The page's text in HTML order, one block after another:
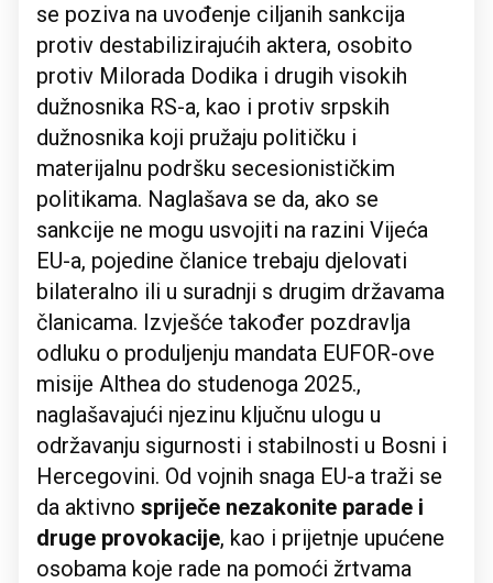
se poziva na uvođenje ciljanih sankcija
protiv destabilizirajućih aktera, osobito
protiv Milorada Dodika i drugih visokih
dužnosnika RS-a, kao i protiv srpskih
dužnosnika koji pružaju političku i
materijalnu podršku secesionističkim
politikama. Naglašava se da, ako se
sankcije ne mogu usvojiti na razini Vijeća
EU-a, pojedine članice trebaju djelovati
bilateralno ili u suradnji s drugim državama
članicama. Izvješće također pozdravlja
odluku o produljenju mandata EUFOR-ove
misije Althea do studenoga 2025.,
naglašavajući njezinu ključnu ulogu u
održavanju sigurnosti i stabilnosti u Bosni i
Hercegovini. Od vojnih snaga EU-a traži se
da aktivno spriječe nezakonite parade i
druge provokacije, kao i prijetnje upućene
osobama koje rade na pomoći žrtvama